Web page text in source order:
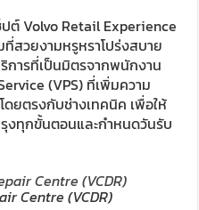
ต์ Volvo Retail Experience
สวยงามหรูหราโปร่งสบาย
การที่เป็นมิตรจากพนักงาน
(VPS) ที่เพิ่มความ
ยตรงกับช่างเทคนิค เพื่อให้
งทุกขั้นตอนและกำหนดวันรับ
Centre (VCDR)